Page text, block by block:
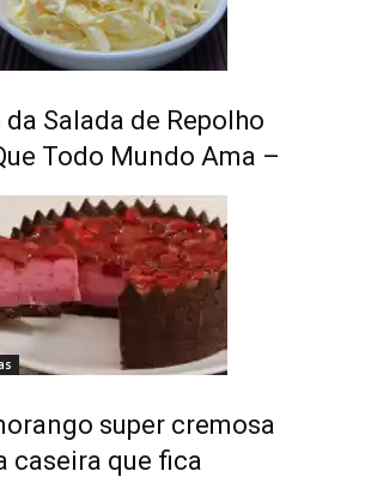
da Salada de Repolho
Todo Mundo Ama –
super cremosa
caseira que fica